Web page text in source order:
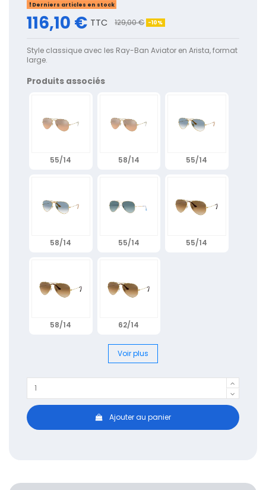
Derniers articles en stock
116,10 € TTC 129,00 € -10%
Style classique avec les Ray-Ban Aviator en Arista, format
large.
Produits associés
55/14 58/14 55/14
58/14 55/14 55/14
58/14 62/14
Voir plus
Ajouter au panier